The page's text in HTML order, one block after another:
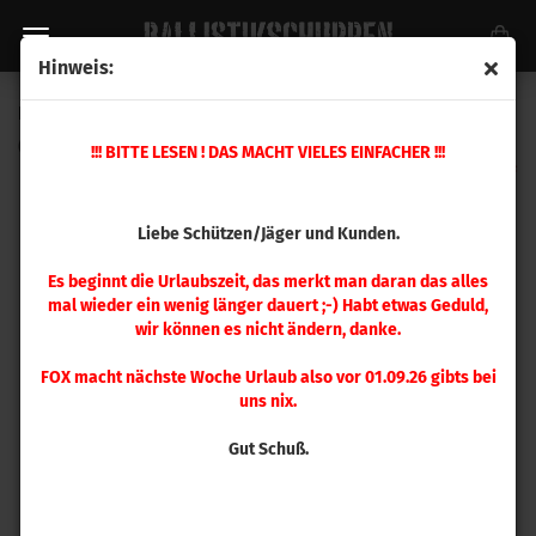
Hinweis:
!!! BITTE LESEN ! DAS MACHT VIELES EINFACHER !!!
Liebe Schützen/Jäger und Kunden.
Es beginnt die Urlaubszeit, das merkt man daran das alles
mal wieder ein wenig länger dauert ;-) Habt etwas Geduld,
wir können es nicht ändern, danke.
FOX macht nächste Woche Urlaub also vor 01.09.26 gibts bei
uns nix.
Gut Schuß.
046202)